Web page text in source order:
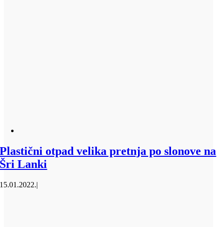
Plastični otpad velika pretnja po slonove na
Šri Lanki
15.01.2022.|